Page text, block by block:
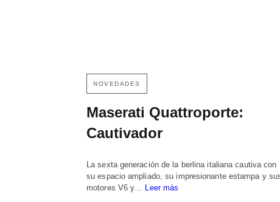
NOVEDADES
Maserati Quattroporte:
Cautivador
La sexta generación de la berlina italiana cautiva con
su espacio ampliado, su impresionante estampa y
motores V6 y…
Leer más